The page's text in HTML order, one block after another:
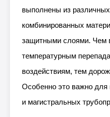
выполнены из
комбинированных
защитными слоями. Чем
температурным
воздействиям, тем
Особенно это важно
и магистральных